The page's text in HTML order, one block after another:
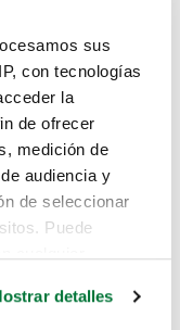
sus
con tecnologías
la
de ofrecer
medición de
audiencia y
de seleccionar
Puede
detalles
como
aquí.
estás